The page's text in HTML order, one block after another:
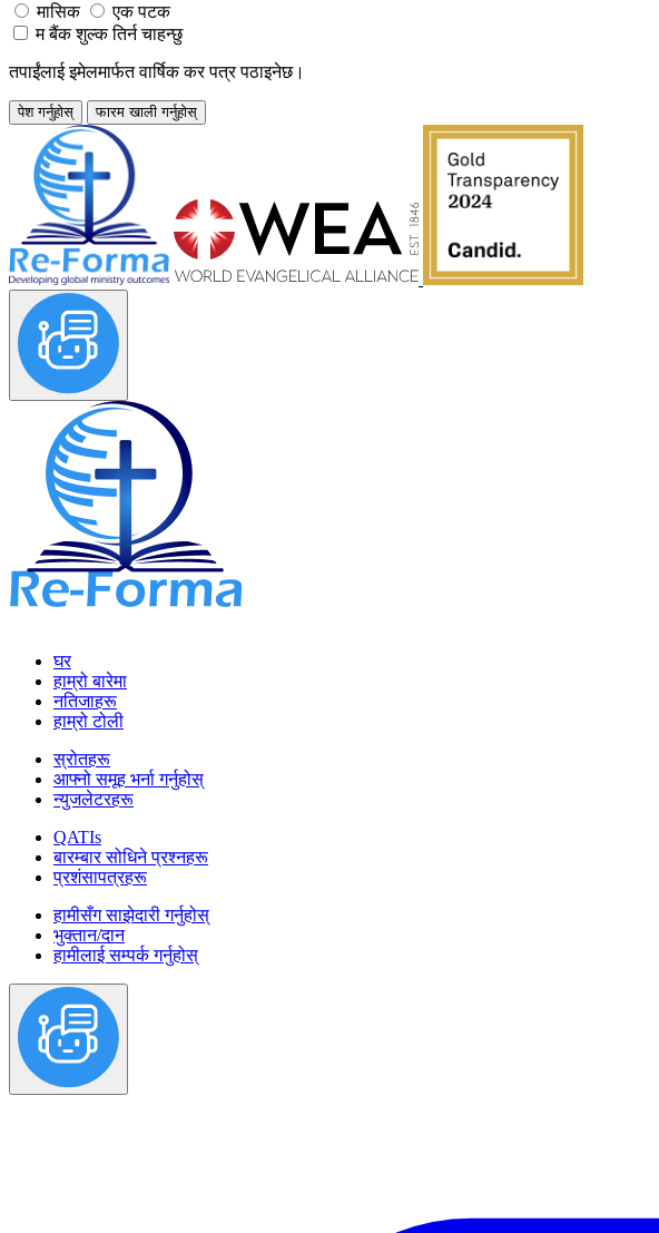
मासिक
एक पटक
म बैंक शुल्क तिर्न चाहन्छु
तपाईंलाई इमेलमार्फत वार्षिक कर पत्र पठाइनेछ।
पेश गर्नुहोस् फारम खाली गर्नुहोस्
घर
हाम्रो बारेमा
नतिजाहरू
हाम्रो टोली
स्रोतहरू
आफ्नो समूह भर्ना गर्नुहोस्
न्युजलेटरहरू
QATIs
बारम्बार सोधिने प्रश्नहरू
प्रशंसापत्रहरू
हामीसँग साझेदारी गर्नुहोस्
भुक्तान/दान
हामीलाई सम्पर्क गर्नुहोस्